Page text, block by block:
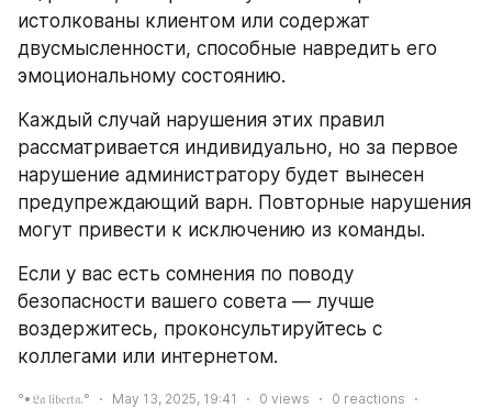
истолкованы клиентом или содержат
двусмысленности, способные навредить его
эмоциональному состоянию.
Каждый случай нарушения этих правил
рассматривается индивидуально, но за первое
нарушение администратору будет вынесен
предупреждающий варн. Повторные нарушения
могут привести к исключению из команды.
Если у вас есть сомнения по поводу
безопасности вашего совета — лучше
воздержитесь, проконсультируйтесь с
коллегами или интернетом.
°•𝔏𝔞 𝔩𝔦𝔟𝔢𝔯𝔱𝔞.° May 13, 2025, 19:41 0 views 0 reactions